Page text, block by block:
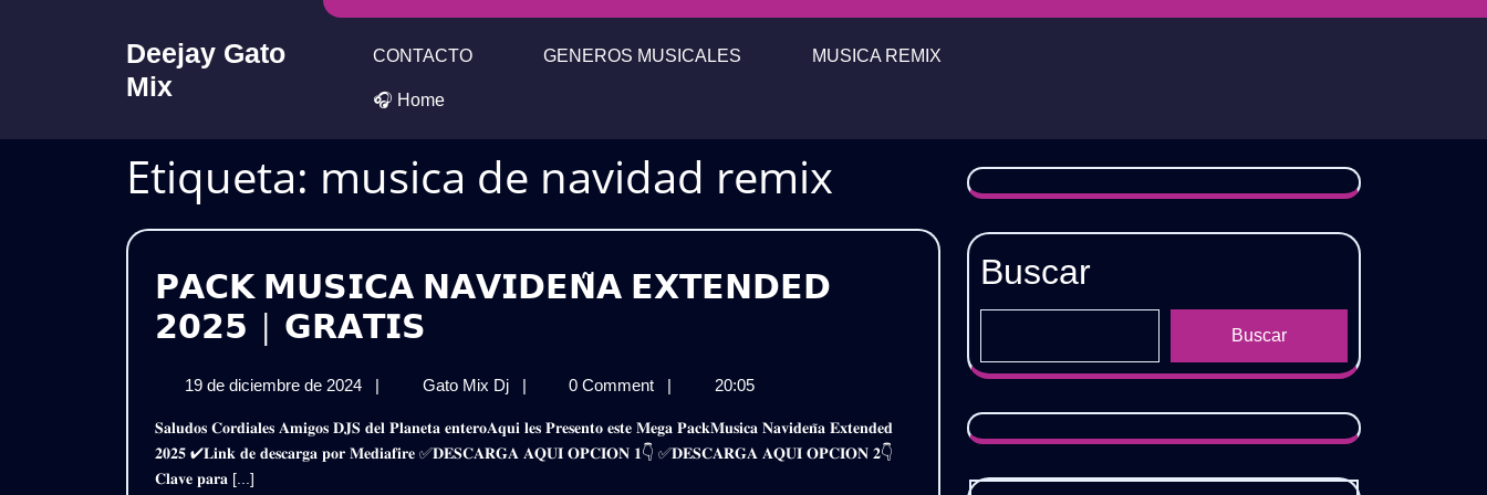
Deejay Gato
Mix
CONTACTO GENEROS MUSICALES MUSICA REMIX
🎧 Home
Etiqueta: musica de navidad remix
𝗣𝗔𝗖𝗞 𝗠𝗨𝗦𝗜𝗖𝗔 𝗡𝗔𝗩𝗜𝗗𝗘𝗡̃𝗔 𝗘𝗫𝗧𝗘𝗡𝗗𝗘𝗗
𝟮𝟬𝟮𝟱 | 𝗚𝗥𝗔𝗧𝗜𝗦
𝗡𝗔𝗩𝗜𝗗𝗘𝗡̃𝗔
𝗘𝗫𝗧𝗘𝗡𝗗𝗘𝗗
19 de diciembre de 2024
19
diciembre
de
| Gato Mix Dj
𝗣𝗔𝗖𝗞
𝗡𝗔𝗩𝗜𝗗𝗘𝗡̃𝗔
𝗘𝗫𝗧𝗘𝗡𝗗𝗘𝗗
| 0 Comment | 20:05
𝐒𝐚𝐥𝐮𝐝𝐨𝐬 𝐂𝐨𝐫𝐝𝐢𝐚𝐥𝐞𝐬 𝐀𝐦𝐢𝐠𝐨𝐬 𝐃𝐉𝐒 𝐝𝐞𝐥 𝐏𝐥𝐚𝐧𝐞𝐭𝐚 𝐞𝐧𝐭𝐞𝐫𝐨𝐀𝐪𝐮𝐢 𝐥𝐞𝐬 𝐏𝐫𝐞𝐬𝐞𝐧𝐭𝐨 𝐞𝐬𝐭𝐞 𝐌𝐞𝐠𝐚 𝐏𝐚𝐜𝐤𝐌𝐮𝐬𝐢𝐜𝐚 𝐍𝐚𝐯𝐢𝐝𝐞𝐧̃𝐚 𝐄𝐱𝐭𝐞𝐧𝐝𝐞𝐝
𝟐𝟎𝟐𝟓 ✔𝐋𝐢𝐧𝐤 𝐝𝐞 𝐝𝐞𝐬𝐜𝐚𝐫𝐠𝐚 𝐩𝐨𝐫 𝐌𝐞𝐝𝐢𝐚𝐟𝐢𝐫𝐞 ✅𝐃𝐄𝐒𝐂𝐀𝐑𝐆𝐀 𝐀𝐐𝐔𝐈 𝐎𝐏𝐂𝐈𝐎𝐍 𝟏👇 ✅𝐃𝐄𝐒𝐂𝐀𝐑𝐆𝐀 𝐀𝐐𝐔𝐈 𝐎𝐏𝐂𝐈𝐎𝐍 𝟐👇
𝐂𝐥𝐚𝐯𝐞 𝐩𝐚𝐫𝐚 [...]
Buscar
Buscar